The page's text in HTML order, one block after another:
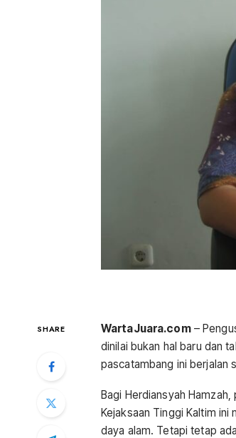
SHARE WartaJuara.com–
dinilai bukan hal baru dan
pascatambang ini berjalan
Bagi Herdiansyah
Kejaksaan Tinggi Kaltim
daya alam. Tetapi tetap